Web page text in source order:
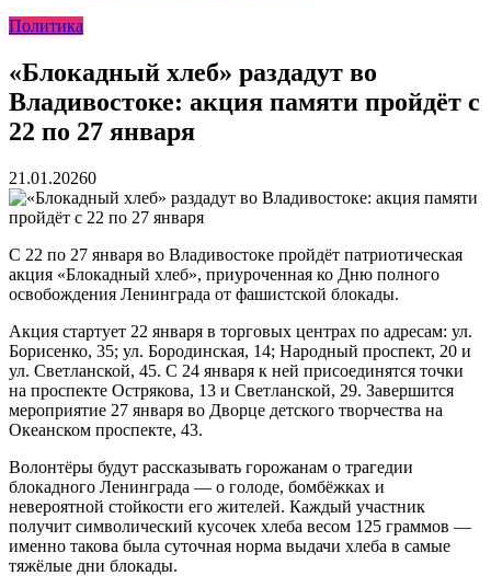
Политика
«Блокадный хлеб» раздадут во
Владивостоке: акция памяти пройдёт с
22 по 27 января
21.01.20260
С 22 по 27 января во Владивостоке пройдёт патриотическая
акция «Блокадный хлеб», приуроченная ко Дню полного
освобождения Ленинграда от фашистской блокады.
Акция стартует 22 января в торговых центрах по адресам: ул.
Борисенко, 35; ул. Бородинская, 14; Народный проспект, 20 и
ул. Светланской, 45. С 24 января к ней присоединятся точки
на проспекте Острякова, 13 и Светланской, 29. Завершится
мероприятие 27 января во Дворце детского творчества на
Океанском проспекте, 43.
Волонтёры будут рассказывать горожанам о трагедии
блокадного Ленинграда — о голоде, бомбёжках и
невероятной стойкости его жителей. Каждый участник
получит символический кусочек хлеба весом 125 граммов —
именно такова была суточная норма выдачи хлеба в самые
тяжёлые дни блокады.